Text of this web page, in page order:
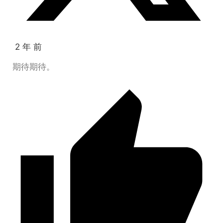
2 年 前
期待期待。